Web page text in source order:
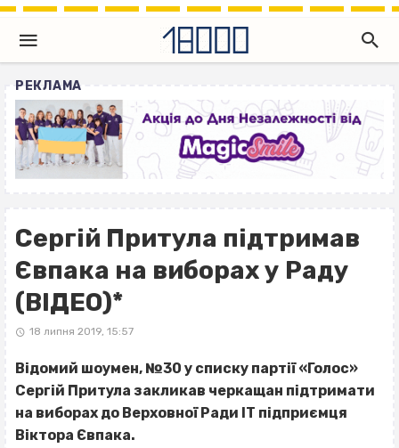
РЕКЛАМА
Сергій Притула підтримав
Євпака на виборах у Раду
(ВІДЕО)*
18 липня 2019, 15:57
Відомий шоумен, №30 у списку партії «Голос»
Сергій Притула закликав черкащан підтримати
на виборах до Верховної Ради ІТ підприємця
Віктора Євпака.